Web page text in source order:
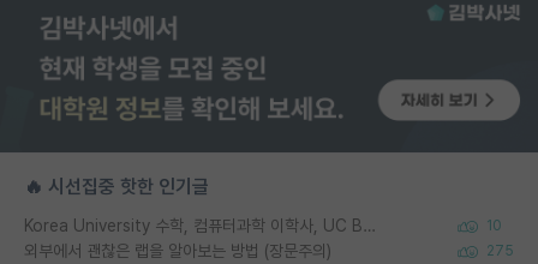
🔥 시선집중 핫한 인기글
Korea University 수학, 컴퓨터과학 이학사, UC Berkeley 산업공학 대학원 공학박사가 되는 것은 쉽지 않겠죠? 10
외부에서 괜찮은 랩을 알아보는 방법 (장문주의) 275